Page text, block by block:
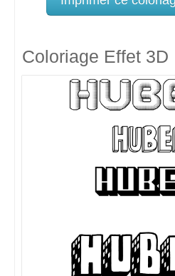
Coloriage Effet 3D